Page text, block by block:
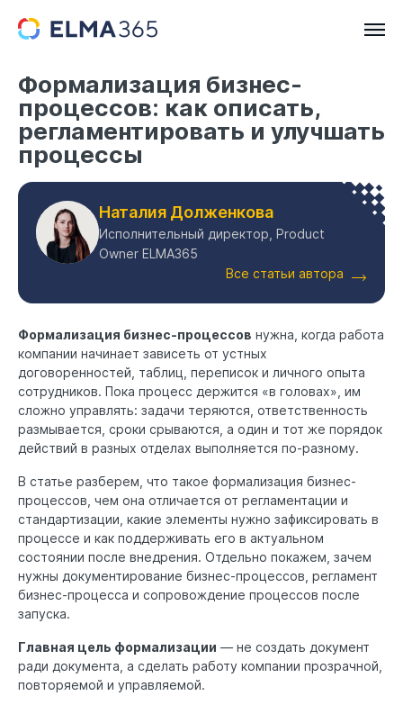
Формализация бизнес-
процессов: как описать,
регламентировать и улучшать
процессы
Наталия Долженкова
Исполнительный директор, Product
Owner ELMA365
Все статьи автора
Формализация бизнес-процессов нужна, когда работа
компании начинает зависеть от устных
договоренностей, таблиц, переписок и личного опыта
сотрудников. Пока процесс держится «в головах», им
сложно управлять: задачи теряются, ответственность
размывается, сроки срываются, а один и тот же порядок
действий в разных отделах выполняется по-разному.
В статье разберем, что такое формализация бизнес-
процессов, чем она отличается от регламентации и
стандартизации, какие элементы нужно зафиксировать в
процессе и как поддерживать его в актуальном
состоянии после внедрения. Отдельно покажем, зачем
нужны документирование бизнес-процессов, регламент
бизнес-процесса и сопровождение процессов после
запуска.
Главная цель формализации — не создать документ
ради документа, а сделать работу компании прозрачной,
повторяемой и управляемой.